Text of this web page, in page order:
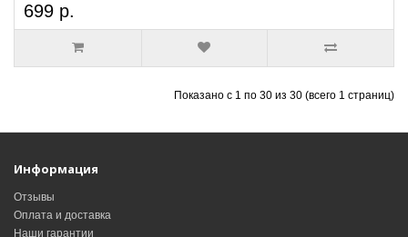
699 р.
Показано с 1 по 30 из 30 (всего 1 страниц)
Информация
Отзывы
Оплата и доставка
Наши гарантии